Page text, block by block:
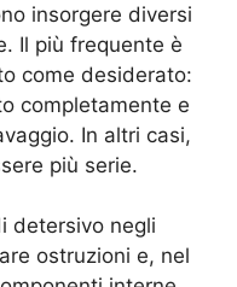
insorgere diversi
Il più frequente è
come desiderato:
completamente e
In altri casi,
più serie.
detersivo negli
ostruzioni e, nel